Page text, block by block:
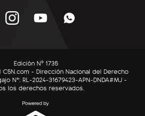
Edición Nº 1735
C5N.com - Dirección Nacional del Derecho
N°: RL-2024-31679423-APN-DNDA#MJ -
los derechos reservados.